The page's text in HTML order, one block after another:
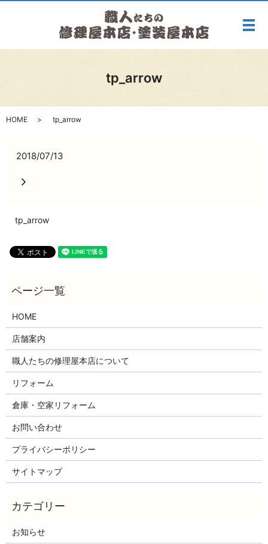
メ
tp_arrow
HOME tp_arrow
2018/07/13
tp_arrow
HOME
店舗案内
職人たちの修理屋本店について
リフォーム
倉庫・空家リフォーム
お問い合わせ
プライバシーポリシー
サイトマップ
お知らせ